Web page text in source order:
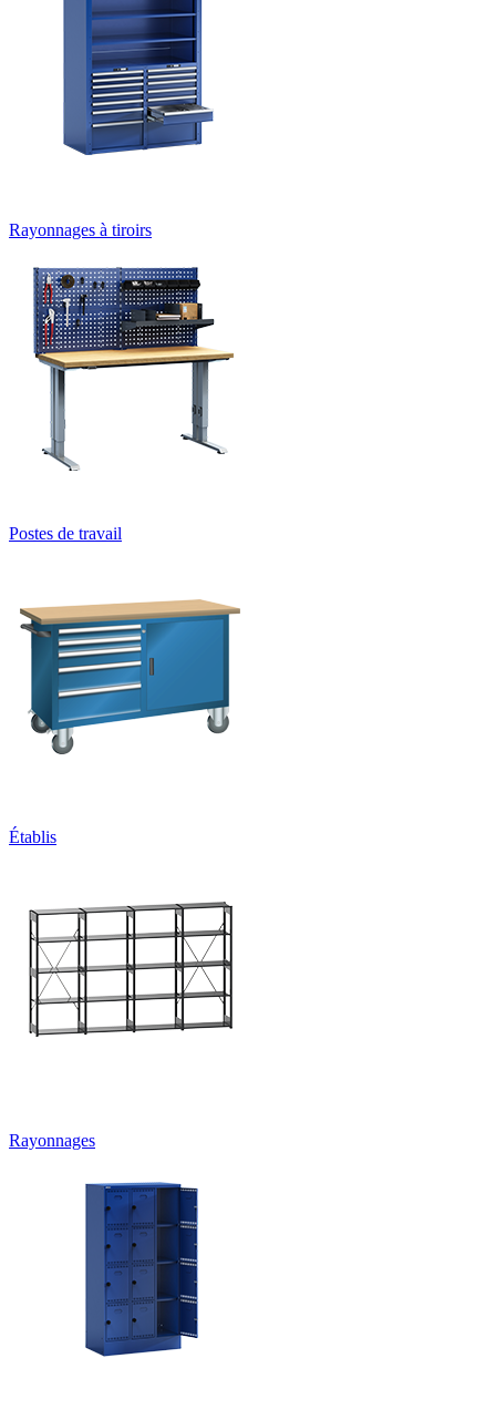
Rayonnages à tiroirs
Postes de travail
Établis
Rayonnages